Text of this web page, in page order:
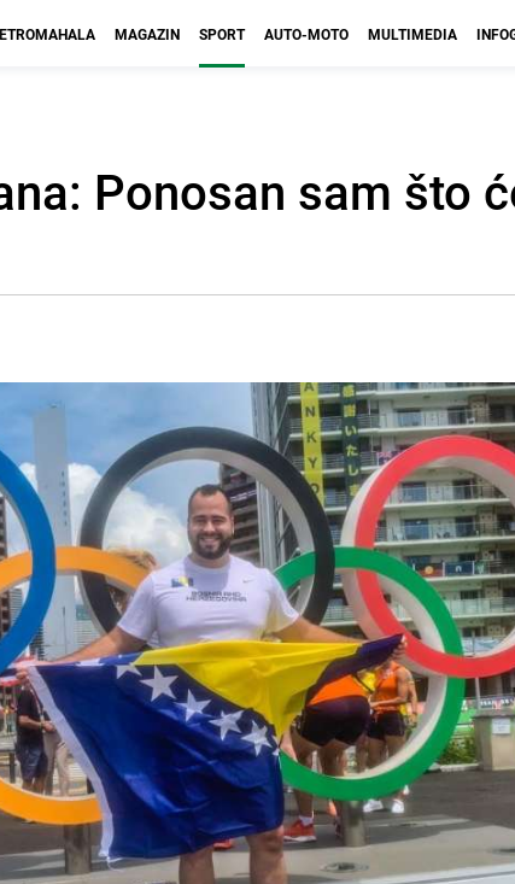
MAGAZIN SPORT AUTO-MOTO MULTIMEDIA
Ponosan sam što